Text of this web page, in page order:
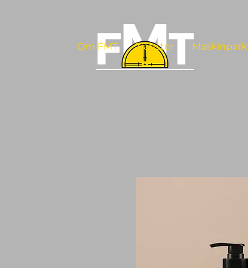
Om FMT Tjänster Maskinpark